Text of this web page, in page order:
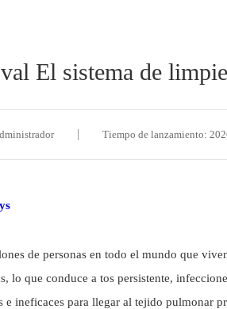
El sistema de
Tiempo de lanzamiento:
de personas en todo el mundo que
lo que conduce a tos persistente,
e ineficaces para llegar al tejido pulmonar